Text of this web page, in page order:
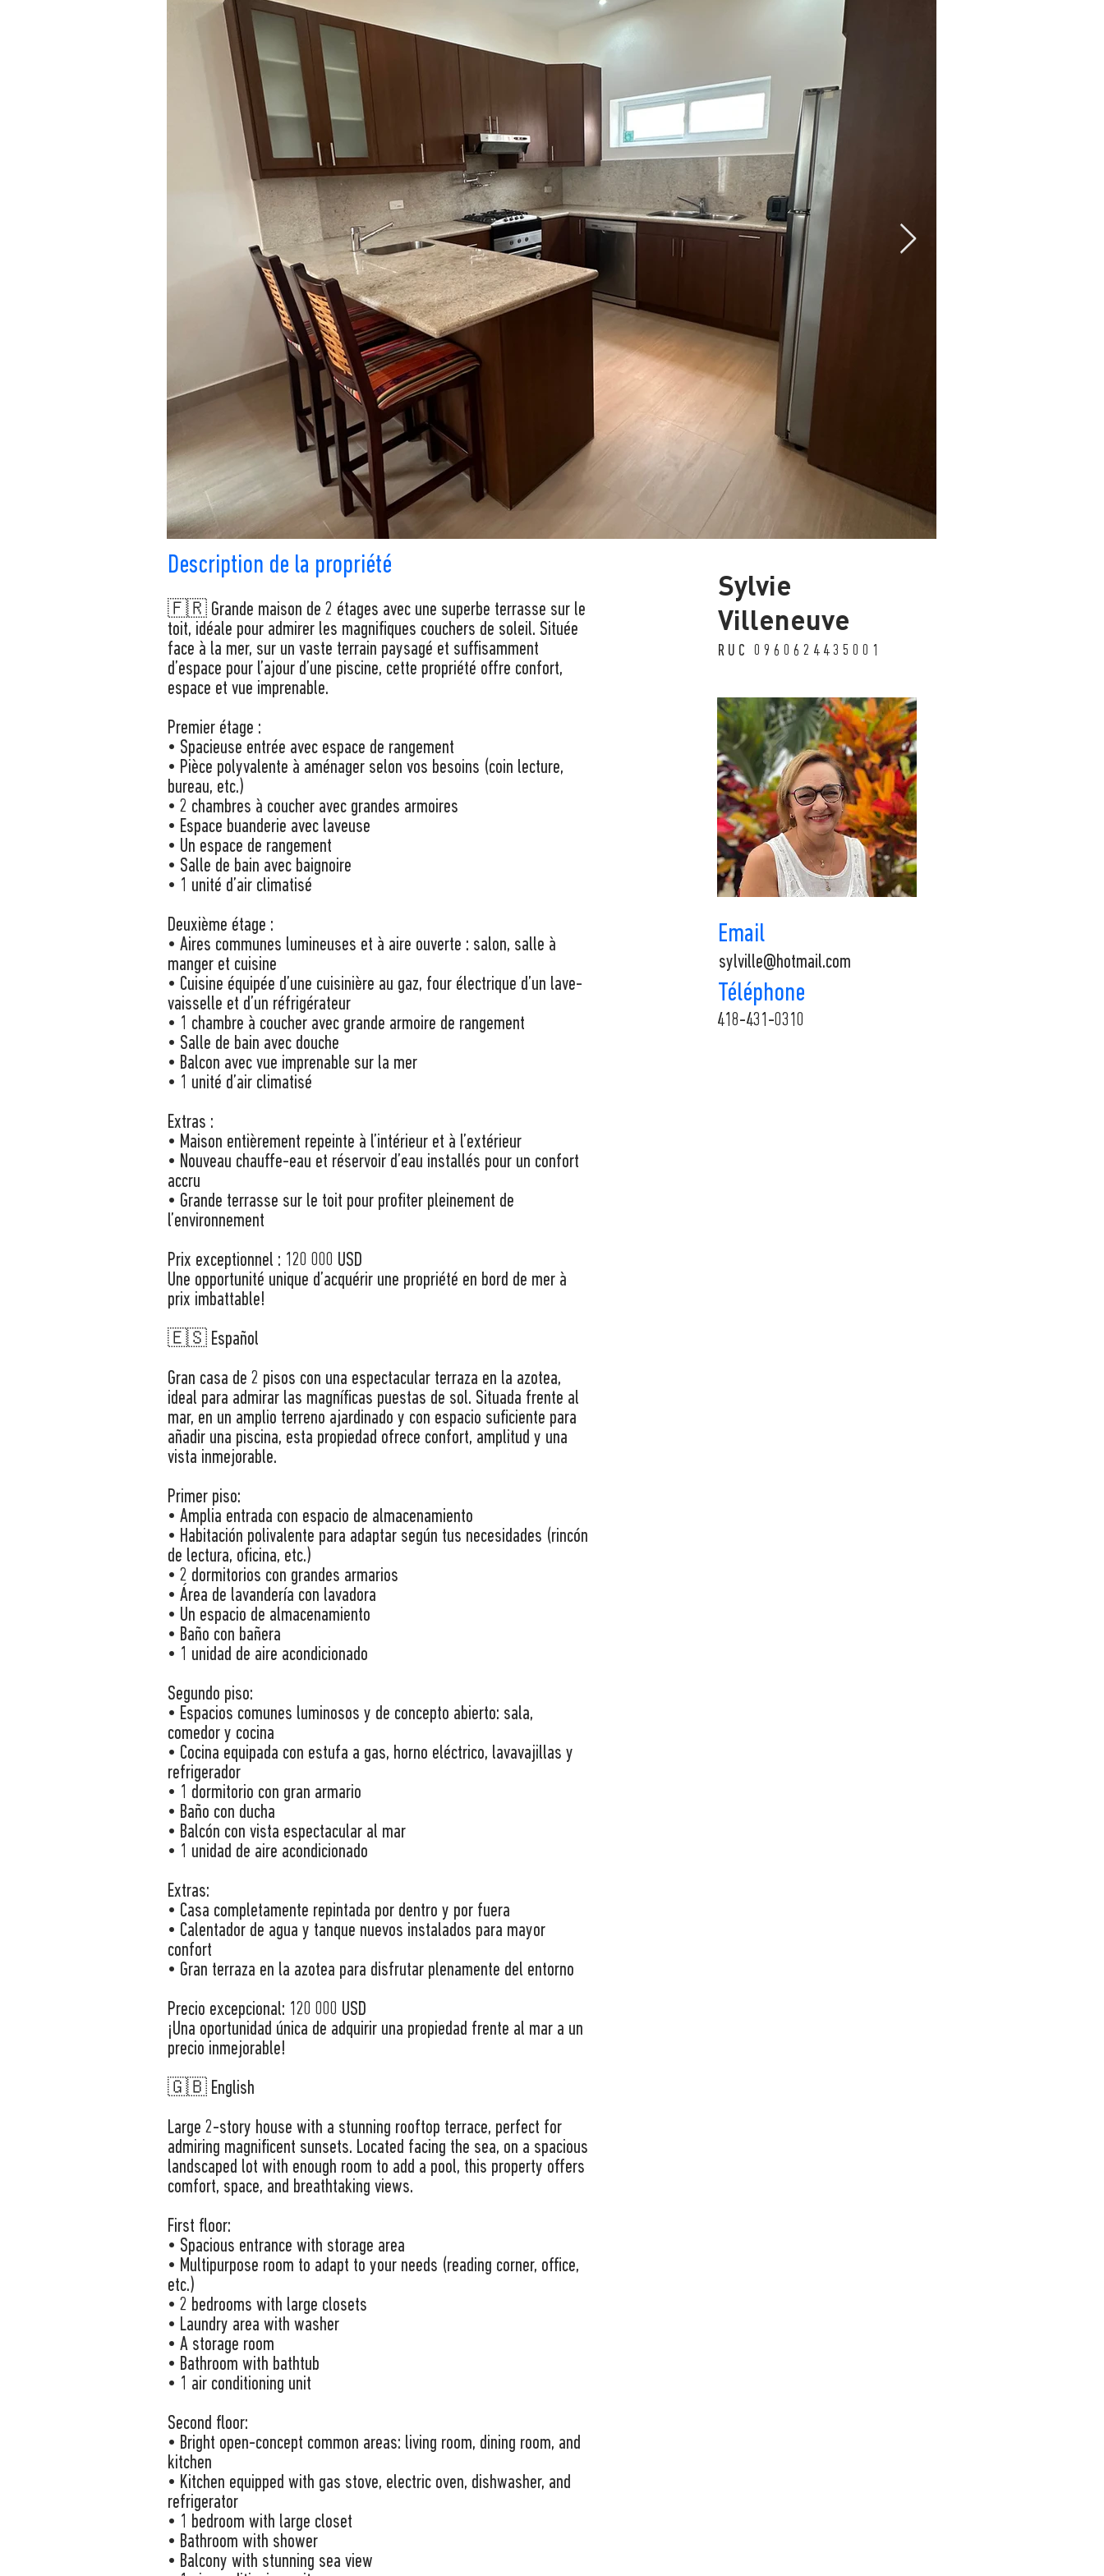
Description de la propriété
🇫🇷 Grande maison de 2 étages avec une superbe terrasse sur le
toit, idéale pour admirer les magnifiques couchers de soleil. Située
face à la mer, sur un vaste terrain paysagé et suffisamment
d’espace pour l’ajour d’une piscine, cette propriété offre confort,
espace et vue imprenable.
Premier étage :
• Spacieuse entrée avec espace de rangement
• Pièce polyvalente à aménager selon vos besoins (coin lecture,
bureau, etc.)
• 2 chambres à coucher avec grandes armoires
• Espace buanderie avec laveuse
• Un espace de rangement
• Salle de bain avec baignoire
• 1 unité d’air climatisé
Deuxième étage :
• Aires communes lumineuses et à aire ouverte : salon, salle à
manger et cuisine
• Cuisine équipée d’une cuisinière au gaz, four électrique d’un lave-
vaisselle et d’un réfrigérateur
• 1 chambre à coucher avec grande armoire de rangement
• Salle de bain avec douche
• Balcon avec vue imprenable sur la mer
• 1 unité d’air climatisé
Extras :
• Maison entièrement repeinte à l’intérieur et à l’extérieur
• Nouveau chauffe-eau et réservoir d’eau installés pour un confort
accru
• Grande terrasse sur le toit pour profiter pleinement de
l’environnement
Prix exceptionnel : 120 000 USD
Une opportunité unique d’acquérir une propriété en bord de mer à
prix imbattable!
🇪🇸 Español
Gran casa de 2 pisos con una espectacular terraza en la azotea,
ideal para admirar las magníficas puestas de sol. Situada frente al
mar, en un amplio terreno ajardinado y con espacio suficiente para
añadir una piscina, esta propiedad ofrece confort, amplitud y una
vista inmejorable.
Primer piso:
• Amplia entrada con espacio de almacenamiento
• Habitación polivalente para adaptar según tus necesidades (rincón
de lectura, oficina, etc.)
• 2 dormitorios con grandes armarios
• Área de lavandería con lavadora
• Un espacio de almacenamiento
• Baño con bañera
• 1 unidad de aire acondicionado
Segundo piso:
• Espacios comunes luminosos y de concepto abierto: sala,
comedor y cocina
• Cocina equipada con estufa a gas, horno eléctrico, lavavajillas y
refrigerador
• 1 dormitorio con gran armario
• Baño con ducha
• Balcón con vista espectacular al mar
• 1 unidad de aire acondicionado
Extras:
• Casa completamente repintada por dentro y por fuera
• Calentador de agua y tanque nuevos instalados para mayor
confort
• Gran terraza en la azotea para disfrutar plenamente del entorno
Precio excepcional: 120 000 USD
¡Una oportunidad única de adquirir una propiedad frente al mar a un
precio inmejorable!
🇬🇧 English
Large 2-story house with a stunning rooftop terrace, perfect for
admiring magnificent sunsets. Located facing the sea, on a spacious
landscaped lot with enough room to add a pool, this property offers
comfort, space, and breathtaking views.
First floor:
• Spacious entrance with storage area
• Multipurpose room to adapt to your needs (reading corner, office,
etc.)
• 2 bedrooms with large closets
• Laundry area with washer
• A storage room
• Bathroom with bathtub
• 1 air conditioning unit
Second floor:
• Bright open-concept common areas: living room, dining room, and
kitchen
• Kitchen equipped with gas stove, electric oven, dishwasher, and
refrigerator
• 1 bedroom with large closet
• Bathroom with shower
• Balcony with stunning sea view
Sylvie
Villeneuve
RUC 0960624435001
Email
sylville@hotmail.com
Téléphone
418-431-0310